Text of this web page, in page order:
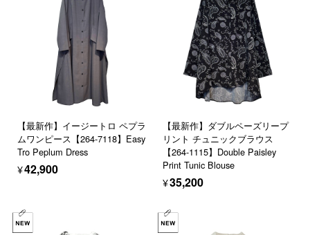
【最新作】イージートロ ペプラ
ムワンピース【264-7118】Easy
Tro Peplum Dress
¥42,900
【最新作】ダブルペーズリープ
リント チュニックブラウス
【264-1115】Double Paisley
Print Tunic Blouse
¥35,200